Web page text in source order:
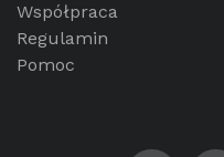
Współpraca
Regulamin
Pomoc